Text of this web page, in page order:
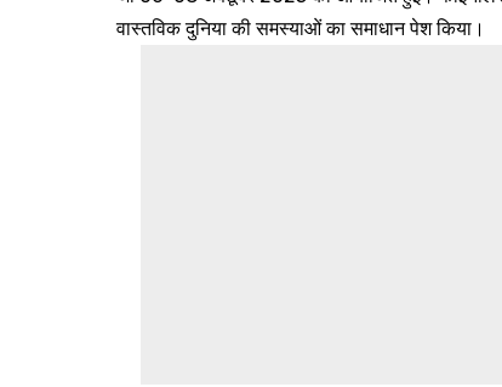
वास्तविक दुनिया की समस्याओं का समाधान पेश किया।